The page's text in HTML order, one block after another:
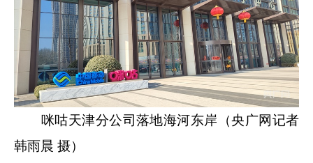
咪咕天津分公司落地海河东岸（央广网记者
韩雨晨 摄）